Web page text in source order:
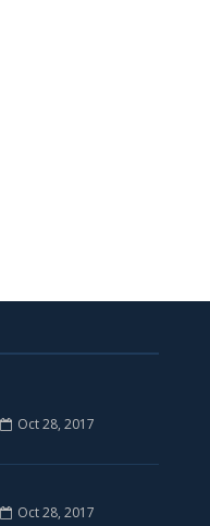
Oct 28, 2017
Oct 28, 2017